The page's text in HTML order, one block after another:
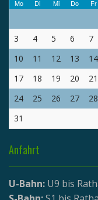
Mo Di Mi Do Fr
3
4 5 6 7
10
11 12 13 14
17
18 19 20 21
24
25 26 27 28
31
Anfahrt
U-Bahn: U9 bis